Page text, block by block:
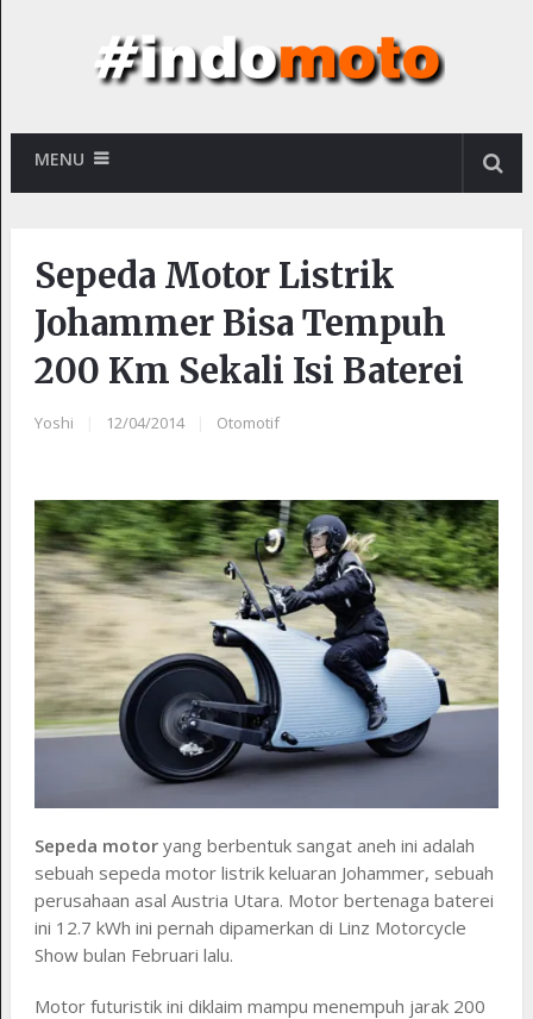
MENU
Sepeda Motor Listrik
Johammer Bisa Tempuh
200 Km Sekali Isi Baterei
Yoshi 12/04/2014 Otomotif
Sepeda motoryang berbentuk sangat aneh ini adalah
sebuah sepeda motor listrik keluaran Johammer, sebuah
perusahaan asal Austria Utara. Motor bertenaga baterei
ini 12.7 kWh ini pernah dipamerkan di Linz Motorcycle
Show bulan Februari lalu.
Motor futuristik ini diklaim mampu menempuh jarak 200